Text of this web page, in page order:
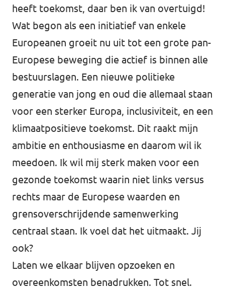
heeft toekomst, daar ben ik van overtuigd!
Wat begon als een initiatief van enkele
Europeanen groeit nu uit tot een grote pan-
Europese beweging die actief is binnen alle
bestuurslagen. Een nieuwe politieke
generatie van jong en oud die allemaal staan
voor een sterker Europa, inclusiviteit, en een
klimaatpositieve toekomst. Dit raakt mijn
ambitie en enthousiasme en daarom wil ik
meedoen. Ik wil mij sterk maken voor een
gezonde toekomst waarin niet links versus
rechts maar de Europese waarden en
grensoverschrijdende samenwerking
centraal staan. Ik voel dat het uitmaakt. Jij
ook?
Laten we elkaar blijven opzoeken en
overeenkomsten benadrukken. Tot snel.